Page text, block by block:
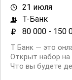
21 июля
Т-Банк
80 000 - 150
Т Банк — это
Открыт набор на
Что вы будете